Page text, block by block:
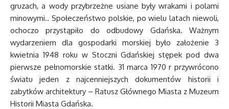
gruzach, a wody przybrzeżne usiane były wrakami i polami
minowymi.. Społeczeństwo polskie, po wielu latach niewoli,
ochoczo przystąpiło do odbudowy Gdańska. Ważnym
wydarzeniem dla gospodarki morskiej było założenie 3
kwietnia 1948 roku w Stoczni Gdańskiej stępek pod dwa
pierwsze pełnomorskie statki. 31 marca 1970 r przywrócono
światu jeden z najcenniejszych dokumentów historii i
zabytków architektury – Ratusz Głównego Miasta z Muzeum
Historii Miasta Gdańska.